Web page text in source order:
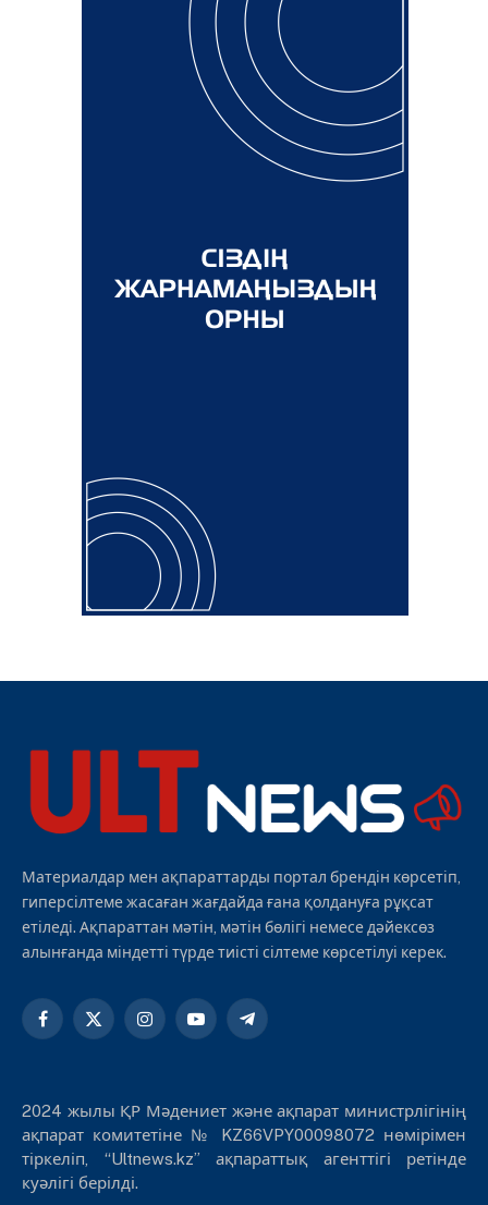
Материалдар мен ақпараттарды портал брендін көрсетіп,
гиперсілтеме жасаған жағдайда ғана қолдануға рұқсат
етіледі. Ақпараттан мәтін, мәтін бөлігі немесе дәйексөз
алынғанда міндетті түрде тиісті сілтеме көрсетілуі керек.
Facebook
X
InstagramYouTubeTelegram
2024 жылы ҚР Мәдениет және ақпарат министрлігінің
ақпарат комитетіне № KZ66VPY00098072 нөмірімен
тіркеліп, “Ultnews.kz” ақпараттық агенттігі ретінде
куәлігі берілді.